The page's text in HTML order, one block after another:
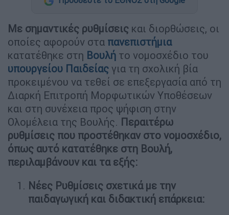
Με σημαντικές ρυθμίσεις και διορθώσεις, οι
οποίες αφορούν στα πανεπιστήμια
κατατέθηκε στη Βουλή το νομοσχέδιο του
υπουργείου Παιδείας για τη σχολική βία
προκειμένου να τεθεί σε επεξεργασία από τη
Διαρκή Επιτροπή Μορφωτικών Υποθέσεων
και στη συνέχεια προς ψήφιση στην
Ολομέλεια της Βουλής. Περαιτέρω
ρυθμίσεις που προστέθηκαν στο νομοσχέδιο,
όπως αυτό κατατέθηκε στη Βουλή,
περιλαμβάνουν και τα εξής:
Νέες Ρυθμίσεις σχετικά με την
παιδαγωγική και διδακτική επάρκεια: